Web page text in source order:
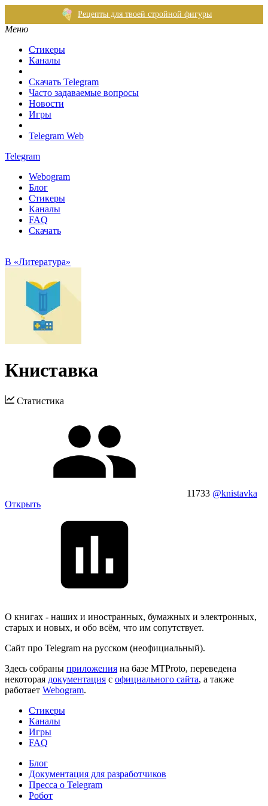
Рецепты для твоей стройной фигуры
Меню
Стикеры
Каналы
Скачать Telegram
Часто задаваемые вопросы
Новости
Игры
Telegram Web
Telegram
Webogram
Блог
Стикеры
Каналы
FAQ
Скачать
В «Литература»
Книставка
Статистика
11733 @knistavka
Открыть
О книгах - наших и иностранных, бумажных и электронных,
старых и новых, и обо всём, что им сопутствует.
Сайт про Telegram на русском (неофициальный).
Здесь собраны приложения на базе MTProto, переведена
некоторая документация с официального сайта, а также
работает Webogram.
Стикеры
Каналы
Игры
FAQ
Блог
Документация для разработчиков
Пресса о Telegram
Робот